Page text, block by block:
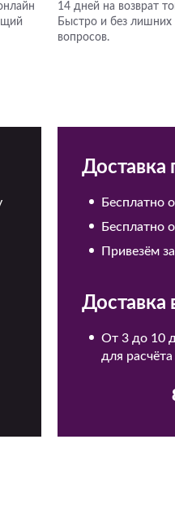
14 дней на возврат
Быстро и без лишних
вопросов.
Доставка
Бесплатно
Бесплатно
Привезём
Доставка
От 3 до 10
для